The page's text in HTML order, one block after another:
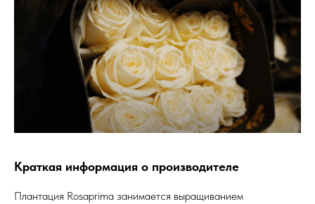
Краткая информация о производителе
Плантация Rosaprima занимается выращиванием